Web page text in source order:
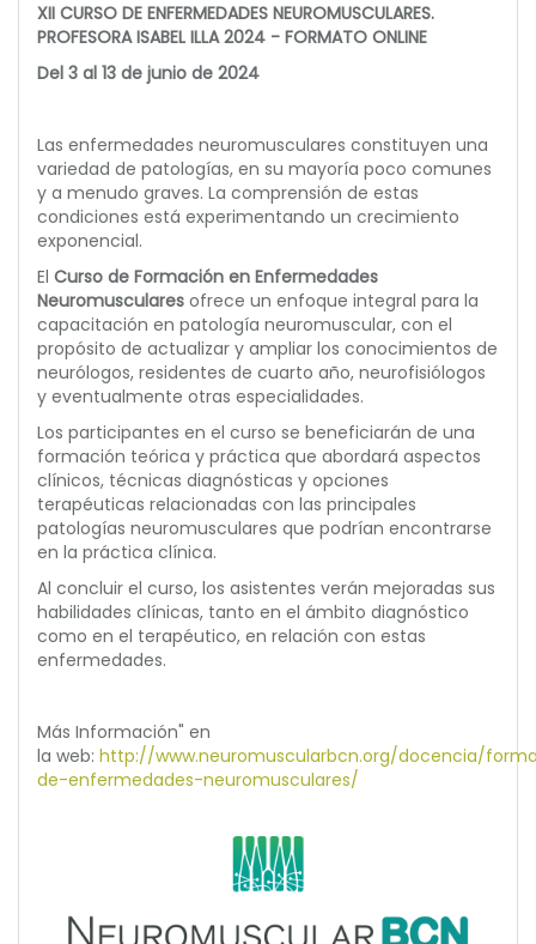
XII CURSO DE ENFERMEDADES NEUROMUSCULARES.
PROFESORA ISABEL ILLA 2024 - FORMATO ONLINE
Del 3 al 13 de junio de 2024
Las enfermedades neuromusculares constituyen una
variedad de patologías, en su mayoría poco comunes
y a menudo graves. La comprensión de estas
condiciones está experimentando un crecimiento
exponencial.
El Curso de Formación en Enfermedades
Neuromusculares ofrece un enfoque integral para la
capacitación en patología neuromuscular, con el
propósito de actualizar y ampliar los conocimientos de
neurólogos, residentes de cuarto año, neurofisiólogos
y eventualmente otras especialidades.
Los participantes en el curso se beneficiarán de una
formación teórica y práctica que abordará aspectos
clínicos, técnicas diagnósticas y opciones
terapéuticas relacionadas con las principales
patologías neuromusculares que podrían encontrarse
en la práctica clínica.
Al concluir el curso, los asistentes verán mejoradas sus
habilidades clínicas, tanto en el ámbito diagnóstico
como en el terapéutico, en relación con estas
enfermedades.
Más Información" en
la web: http://www.neuromuscularbcn.org/docencia/
de-enfermedades-neuromusculares/